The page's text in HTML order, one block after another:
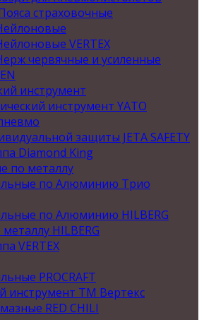
страховочные
VERTEX
червячные и усиленные
инструмент
инструмент YATO
защиты JETA SAFETY
Diamond King
по металлу
по Алюминию Трио
по Алюминию HILBERG
HILBERG
VERTEX
PROCRAFT
инструмент ТМ Вертекс
RED CHILI